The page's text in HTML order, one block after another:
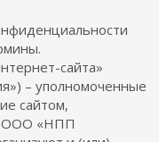
сайта»
– уполномоченные
сайтом,
ООО «НПП